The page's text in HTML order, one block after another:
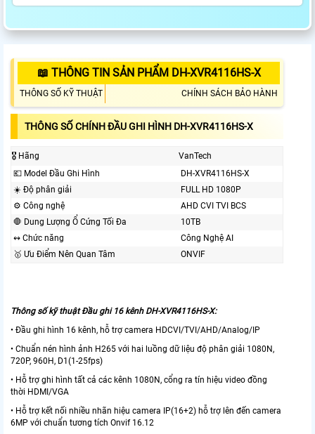
📖 THÔNG TIN SẢN PHẨM DH-XVR4116HS-X
THÔNG SỐ KỸ THUẬT CHÍNH SÁCH BẢO HÀNH
THÔNG SỐ CHÍNH ĐẦU GHI HÌNH DH-XVR4116HS-X
🎖️ Hãng
VanTech
💶 Model Đầu Ghi Hình
DH-XVR4116HS-X
☀️ Độ phân giải
FULL HD 1080P
⚙ Công nghệ
AHD CVI TVI BCS
🛑 Dung Lượng Ổ Cứng Tối Đa
10TB
↭ Chức năng
Công Nghệ AI
🥇️ Ưu Điểm Nên Quan Tâm
ONVIF
Thông số kỹ thuật Đầu ghi 16 kênh DH-XVR4116HS-X:
• Đầu ghi hình 16 kênh, hỗ trợ camera HDCVI/TVI/AHD/Analog/IP
• Chuẩn nén hình ảnh H265 với hai luồng dữ liệu độ phân giải 1080N,
720P, 960H, D1(1-25fps)
• Hỗ trợ ghi hình tất cả các kênh 1080N, cổng ra tín hiệu video đồng
thời HDMI/VGA
• Hỗ trợ kết nối nhiều nhãn hiệu camera IP(16+2) hỗ trợ lên đến camera
6MP với chuẩn tương tích Onvif 16.12